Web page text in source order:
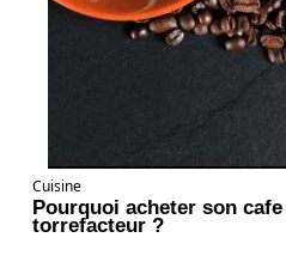
Cuisine
Pourquoi acheter son cafe
torrefacteur ?